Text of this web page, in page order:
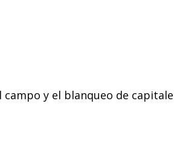
campo y el blanqueo de